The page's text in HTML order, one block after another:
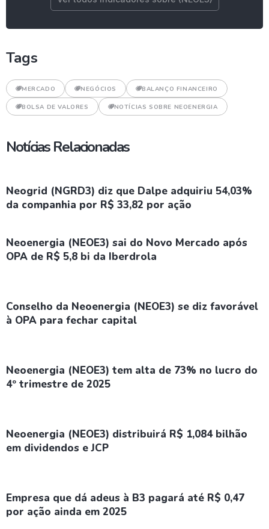
Tags
MERCADO NEGÓCIOS BALANÇO FINANCEIRO
BOLSA DE VALORES NOTÍCIAS SOBRE NEOENERGIA
Notícias Relacionadas
Neogrid (NGRD3) diz que Dalpe adquiriu 54,03%
da companhia por R$ 33,82 por ação
Neoenergia (NEOE3) sai do Novo Mercado após
OPA de R$ 5,8 bi da Iberdrola
Conselho da Neoenergia (NEOE3) se diz favorável
à OPA para fechar capital
Neoenergia (NEOE3) tem alta de 73% no lucro do
4º trimestre de 2025
Neoenergia (NEOE3) distribuirá R$ 1,084 bilhão
em dividendos e JCP
Empresa que dá adeus à B3 pagará até R$ 0,47
por ação ainda em 2025